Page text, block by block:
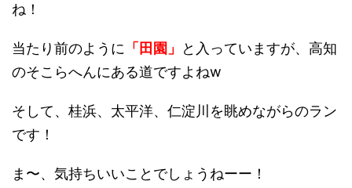
ね！
当たり前のように 「田園」
と入っていますが、高知
のそこらへんにある道ですよねw
そして、桂浜、太平洋、仁淀川を眺めながらのラン
です！
ま〜、気持ちいいことでしょうねーー！